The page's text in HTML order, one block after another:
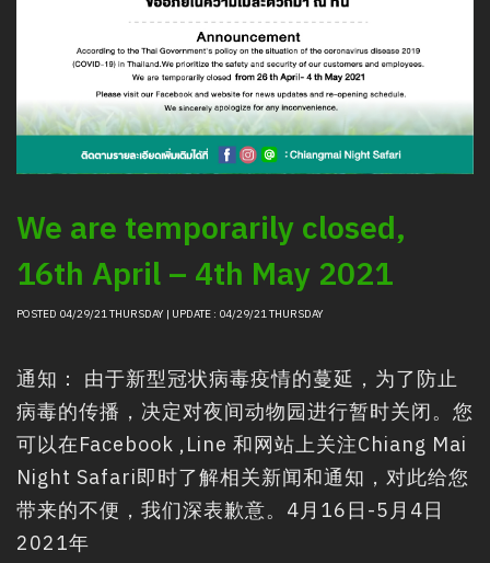
LOGIN
We are temporarily closed,
16th April – 4th May 2021
POSTED 04/29/21 THURSDAY | UPDATE : 04/29/21 THURSDAY
通知： 由于新型冠状病毒疫情的蔓延，为了防止
病毒的传播，决定对夜间动物园进行暂时关闭。您
可以在Facebook ,Line 和网站上关注Chiang Mai
Night Safari即时了解相关新闻和通知，对此给您
带来的不便，我们深表歉意。4月16日-5月4日
2021年